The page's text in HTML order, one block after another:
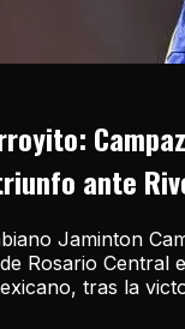
ante
Jaminton
Rosario Central
tras la